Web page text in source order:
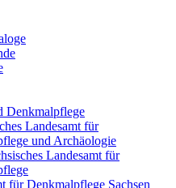
Denkmalpflege
Landesamt für
und Archäologie
Landesamt für
für Denkmalpflege Sachsen